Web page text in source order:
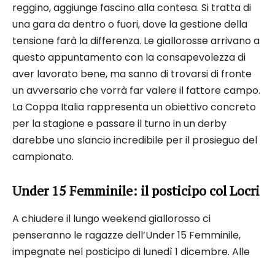
reggino, aggiunge fascino alla contesa. Si tratta di
una gara da dentro o fuori, dove la gestione della
tensione farà la differenza. Le giallorosse arrivano a
questo appuntamento con la consapevolezza di
aver lavorato bene, ma sanno di trovarsi di fronte
un avversario che vorrà far valere il fattore campo.
La Coppa Italia rappresenta un obiettivo concreto
per la stagione e passare il turno in un derby
darebbe uno slancio incredibile per il prosieguo del
campionato.
Under 15 Femminile: il posticipo col Locri
A chiudere il lungo weekend giallorosso ci
penseranno le ragazze dell’Under 15 Femminile,
impegnate nel posticipo di lunedì 1 dicembre. Alle